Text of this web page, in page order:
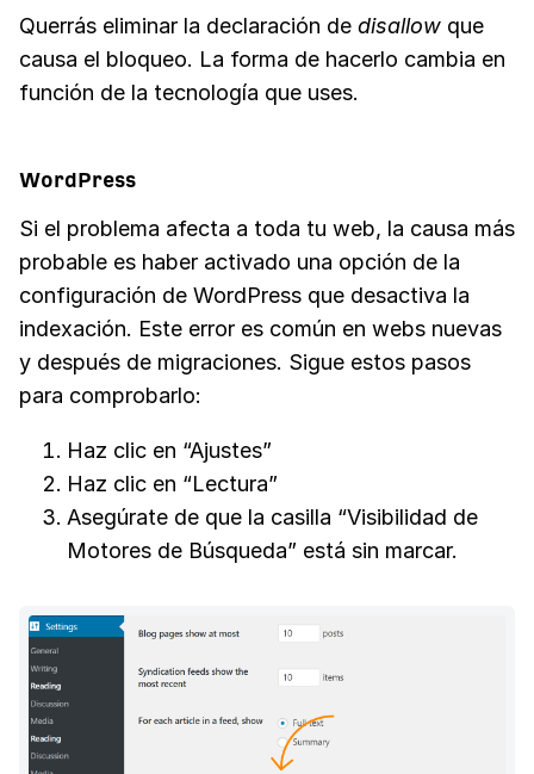
Querrás eliminar la declaración de disallow que
causa el bloqueo. La forma de hacerlo cambia en
función de la tecnología que uses.
WordPress
Si el problema afecta a toda tu web, la causa más
probable es haber activado una opción de la
configuración de WordPress que desactiva la
indexación. Este error es común en webs nuevas
y después de migraciones. Sigue estos pasos
para comprobarlo:
Haz clic en “Ajustes”
Haz clic en “Lectura”
Asegúrate de que la casilla “Visibilidad de
Motores de Búsqueda” está sin marcar.